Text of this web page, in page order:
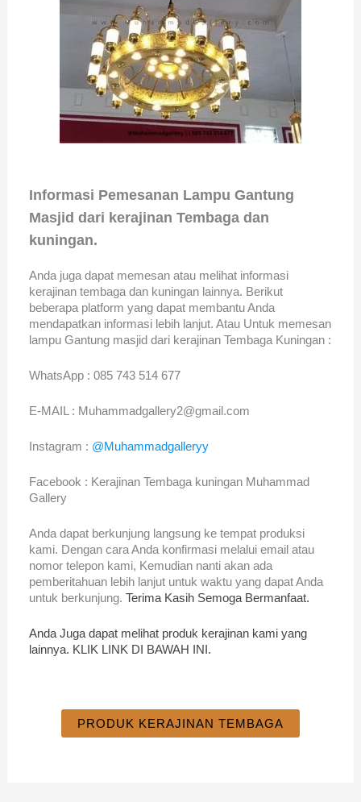
Informasi Pemesanan Lampu Gantung
Masjid dari kerajinan Tembaga dan
kuningan.
Anda juga dapat memesan atau melihat informasi
kerajinan tembaga dan kuningan lainnya. Berikut
beberapa platform yang dapat membantu Anda
mendapatkan informasi lebih lanjut. Atau Untuk memesan
lampu Gantung masjid dari kerajinan Tembaga Kuningan :
WhatsApp : 085 743 514 677
E-MAIL : Muhammadgallery2@gmail.com
Instagram : @Muhammadgalleryy
Facebook : Kerajinan Tembaga kuningan Muhammad
Gallery
Anda dapat berkunjung langsung ke tempat produksi
kami. Dengan cara Anda konfirmasi melalui email atau
nomor telepon kami, Kemudian nanti akan ada
pemberitahuan lebih lanjut untuk waktu yang dapat Anda
untuk berkunjung.Terima Kasih Semoga Bermanfaat.
Anda Juga dapat melihat produk kerajinan kami yang
lainnya. KLIK LINK DI BAWAH INI.
PRODUK KERAJINAN TEMBAGA